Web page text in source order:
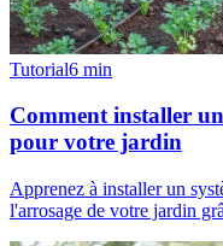
Tutorial6 min
Comment installer
pour votre jardin
Apprenez à installer un
l'arrosage de votre jardin